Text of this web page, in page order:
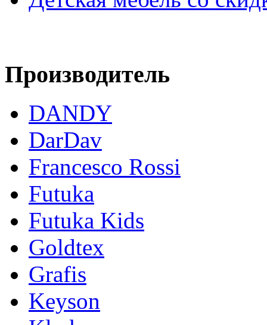
Производитель
DANDY
DarDav
Francesco Rossi
Futuka
Futuka Kids
Goldtex
Grafis
Keyson